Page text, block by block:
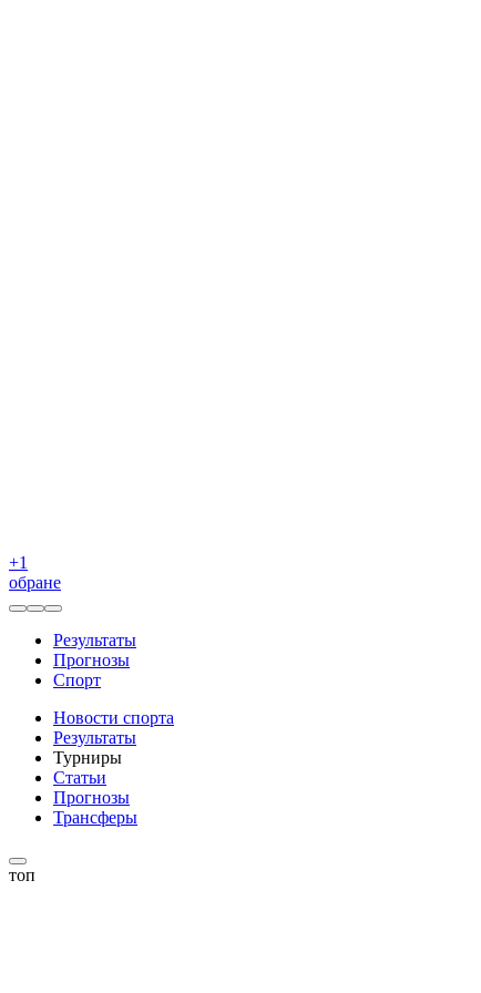
+1
обране
Результаты
Прогнозы
Спорт
Новости спорта
Результаты
Турниры
Статьи
Прогнозы
Трансферы
топ